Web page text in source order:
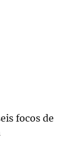
focos de